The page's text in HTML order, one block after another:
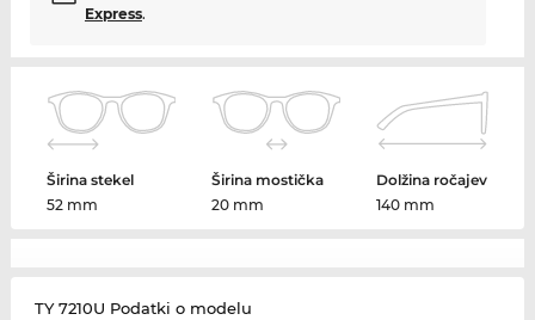
Express.
Širina stekel
52 mm
Širina mostička
20 mm
Dolžina ročajev
140 mm
TY 7210U Podatki o modelu